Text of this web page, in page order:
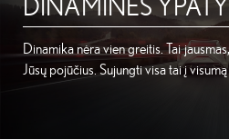
Dinamika nėra vien greitis. Tai
Jūsų pojūčius. Sujungti visa tai į